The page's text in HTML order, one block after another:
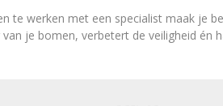
te werken met een specialist maak je
van je bomen, verbetert de veiligheid én